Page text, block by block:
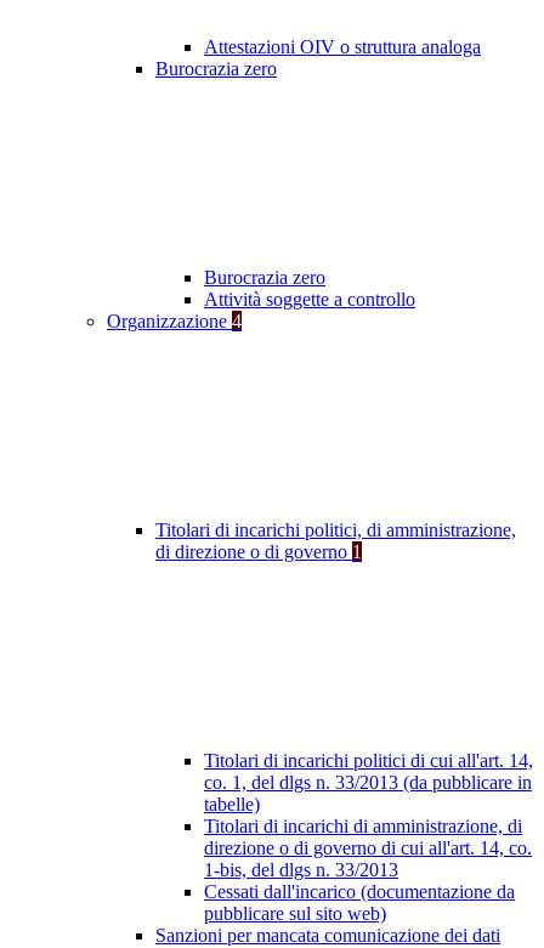
Attestazioni OIV o struttura analoga
Burocrazia zero
Burocrazia zero
Attività soggette a controllo
Organizzazione 4
Titolari di incarichi politici, di amministrazione,
di direzione o di governo 1
Titolari di incarichi politici di cui all'art. 14,
co. 1, del dlgs n. 33/2013 (da pubblicare in
tabelle)
Titolari di incarichi di amministrazione, di
direzione o di governo di cui all'art. 14, co.
1-bis, del dlgs n. 33/2013
Cessati dall'incarico (documentazione da
pubblicare sul sito web)
Sanzioni per mancata comunicazione dei dati